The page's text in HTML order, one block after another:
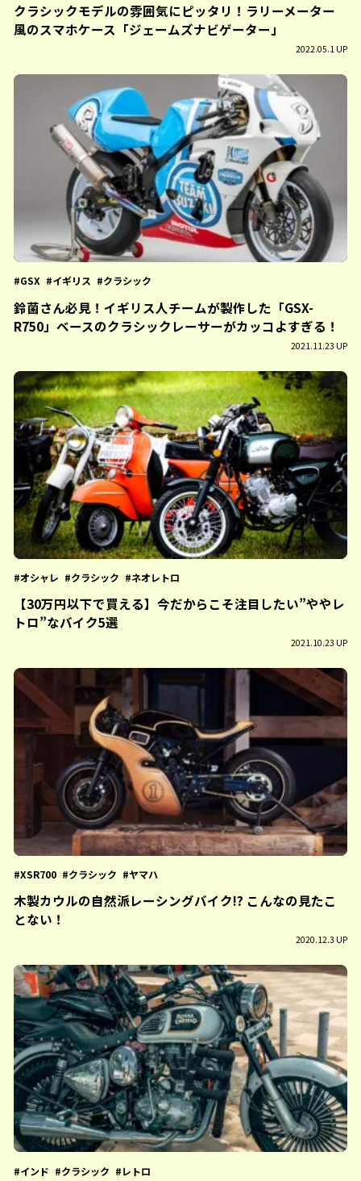
クラシックモデルの雰囲気にピッタリ！ラリーメーター
風のスマホケース「ジェームズナビゲーター」
2022.05.1 UP
GSX イギリス クラシック
鈴菌さん必見！イギリス人チームが製作した「GSX-
R750」ベースのクラシックレーサーがカッコよすぎる！
2021.11.23 UP
オシャレ クラシック ネオレトロ
【30万円以下で買える】今だからこそ注目したい”ややレ
トロ”なバイク5選
2021.10.23 UP
XSR700 クラシック ヤマハ
木製カウルの自然派レーシングバイク!? こんなの見たこ
とない！
2020.12.3 UP
インド クラシック レトロ